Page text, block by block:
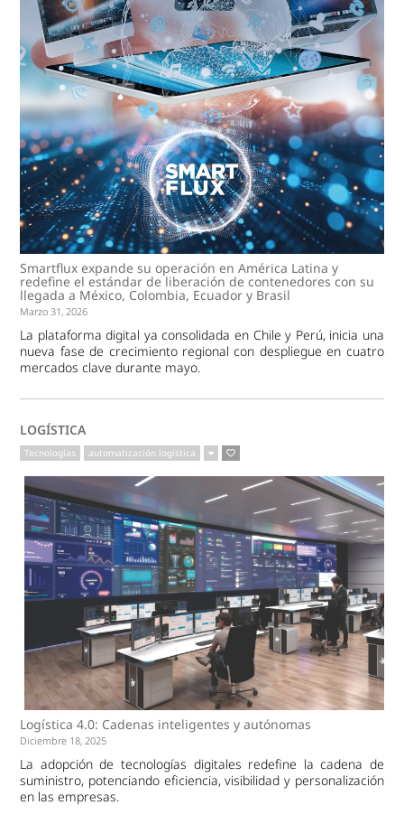
Smartflux expande su operación en América Latina y
redefine el estándar de liberación de contenedores con su
llegada a México, Colombia, Ecuador y Brasil
Marzo 31, 2026
La plataforma digital ya consolidada en Chile y Perú, inicia una
nueva fase de crecimiento regional con despliegue en cuatro
mercados clave durante mayo.
LOGÍSTICA
Tecnologías automatización logística
Logística 4.0: Cadenas inteligentes y autónomas
Diciembre 18, 2025
La adopción de tecnologías digitales redefine la cadena de
suministro, potenciando eficiencia, visibilidad y personalización
en las empresas.